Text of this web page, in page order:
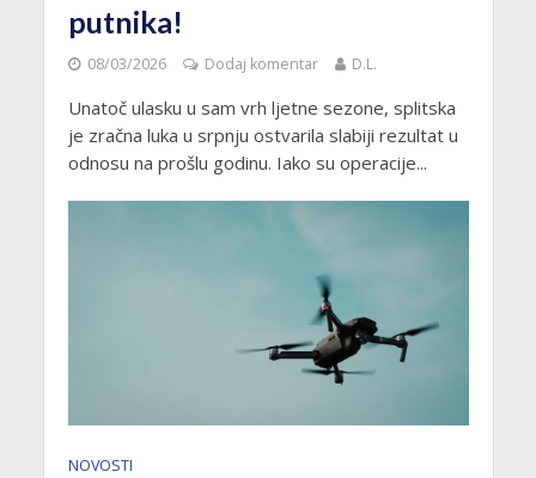
putnika!
08/03/2026 Dodaj komentar D.L.
Unatoč ulasku u sam vrh ljetne sezone, splitska
je zračna luka u srpnju ostvarila slabiji rezultat u
odnosu na prošlu godinu. Iako su operacije...
NOVOSTI